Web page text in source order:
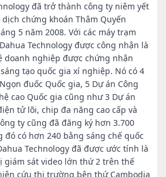
đã trở thành công ty niêm yết
chứng khoán Thâm Quyến
5 năm 2008. Với các máy trạm
Technology được công nhận là
doanh nghiệp được chứng nhận
tạo quốc gia xí nghiệp. Nó có 4
đuốc Quốc gia, 5 Dự án Công
cao Quốc gia cũng như 3 Dự án
tử lõi, chip đa năng cao cấp và
ty cũng đã đăng ký hơn 3.700
đó có hơn 240 bằng sáng chế quốc
Technology đã được ước tính là
giám sát video lớn thứ 2 trên thế
cứu thị trường bên thứ Cambodia